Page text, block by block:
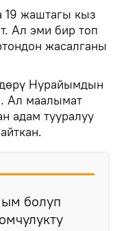
жаштагы кыз
Ал эми бир топ
жасалганы
Нурайымдын
Ал маалымат
адам тууралуу
болуп